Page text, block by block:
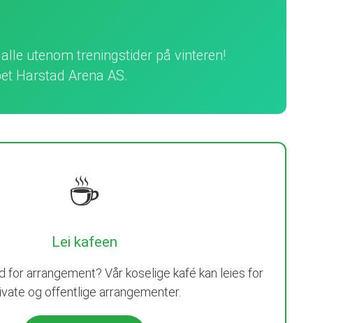
utenom treningstider på vinteren!
Harstad Arena AS.
☕
Lei kafeen
for arrangement? Vår koselige kafé kan leies for
og offentlige arrangementer.